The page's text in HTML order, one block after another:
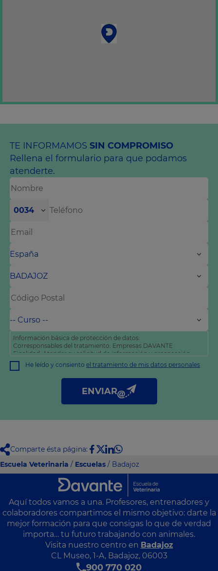
TE INFORMAMOS SIN COMPROMISO
Rellena el formulario para que podamos
atenderte.
0034
Información básica de protección de datos:
Corresponsables del tratamiento: Empresas DAVANTE
Finalidad: Atender su solicitud de información y prospección
comercial
Derechos: Puede acceder, rectificar y suprimir sus datos, así
como otros derechos tal y como se explica en nuestra
He leído y consiento el tratamiento de mis datos personales
ENVIAR
Comparte ésta página:
Escuela Veterinaria / Escuelas / Badajoz
Aquí todos vamos a una. Profesores, entrenadores y
colaboradores compartimos el mismo objetivo: darte la
mejor formación para que consigas lo que de verdad
importa… tu futuro trabajando con animales.
Visita nuestro centro en Badajoz
CL Museo, 1-A, Badajoz, 06003
900 770 020